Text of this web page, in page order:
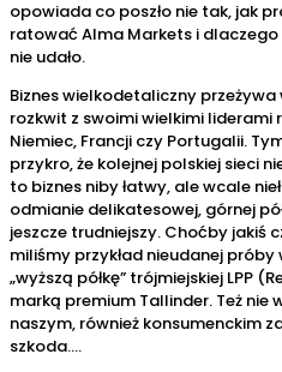
opowiada co poszło nie tak, jak
ratować Alma Markets i dlaczego
nie udało.
Biznes wielkodetaliczny
rozkwit z swoimi wielkimi liderami
Niemiec, Francji czy Portugalii.
przykro, że kolejnej polskiej sieci
to biznes niby łatwy, ale wcale
odmianie delikatesowej, górnej
jeszcze trudniejszy. Choćby jakiś
miliśmy przykład nieudanej próby
„wyższą półkę” trójmiejskiej LPP
marką premium Tallinder. Też nie
naszym, również konsumenckim
szkoda….